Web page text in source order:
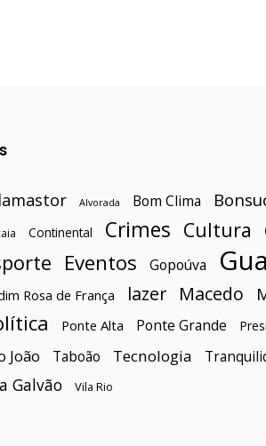
Alvorada Bom Clima
Continental Crimes Cultura
Eventos Gopoúva
Rosa de França lazer Macedo
Ponte Alta Ponte Grande
João Taboão Tecnologia
Galvão Vila Rio